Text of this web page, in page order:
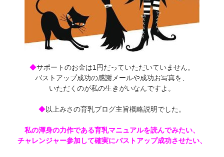
◆サポートのお金は1円だっていただいていません。
バストアップ成功の感謝メールや成功お写真を、
いただくのが私の生きがいなんですよ。
◆以上みさの育乳ブログ主旨概略説明でした。
私の渾身の力作である育乳マニュアルを読んでみたい、
チャレンジャー参加して確実にバストアップ成功させたい、